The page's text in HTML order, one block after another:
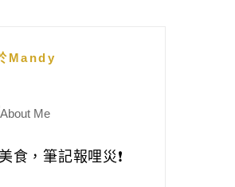
Mandy
食，筆記報哩災❗️